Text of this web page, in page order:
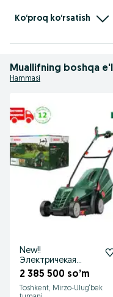
Принимаем любой вид
ДОСТАВКА в рамках столицы
Кичик Халка йули 60
г.Ташкент
Ko‘proq ko‘rsatish
Muallifning boshqa
Hammasi
New!!
Электричекая
газонокосилка
Rotak Arm
2 385 500 so’m
Toshkent, Mirzo-Ulug‘bek